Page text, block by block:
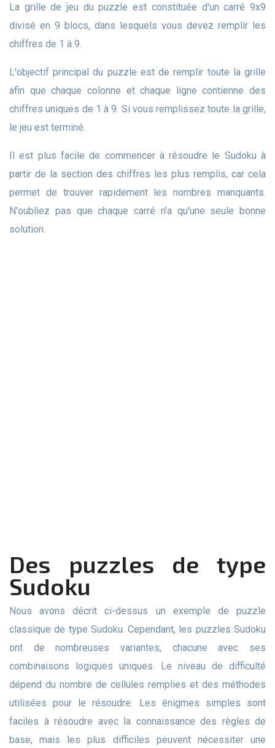
La grille de jeu du puzzle est constituée d'un carré 9x9
divisé en 9 blocs, dans lesquels vous devez remplir les
chiffres de 1 à 9.
L'objectif principal du puzzle est de remplir toute la grille
afin que chaque colonne et chaque ligne contienne des
chiffres uniques de 1 à 9. Si vous remplissez toute la grille,
le jeu est terminé.
Il est plus facile de commencer à résoudre le Sudoku à
partir de la section des chiffres les plus remplis, car cela
permet de trouver rapidement les nombres manquants.
N'oubliez pas que chaque carré n'a qu'une seule bonne
solution.
Des puzzles de type
Sudoku
Nous avons décrit ci-dessus un exemple de puzzle
classique de type Sudoku. Cependant, les puzzles Sudoku
ont de nombreuses variantes, chacune avec ses
combinaisons logiques uniques. Le niveau de difficulté
dépend du nombre de cellules remplies et des méthodes
utilisées pour le résoudre. Les énigmes simples sont
faciles à résoudre avec la connaissance des règles de
base, mais les plus difficiles peuvent nécessiter une